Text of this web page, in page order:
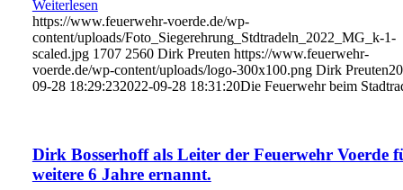
Weiterlesen
https://www.feuerwehr-voerde.de/wp-
content/uploads/Foto_Siegerehrung_Stdtradeln_2022_MG_k-1-
scaled.jpg 1707 2560 Dirk Preuten https://www.feuerwehr-
voerde.de/wp-content/uploads/logo-300x100.png Dirk Preuten
09-28 18:29:232022-09-28 18:31:20Die Feuerwehr beim
Dirk Bosserhoff als Leiter der Feuerwehr Voerde
weitere 6 Jahre ernannt.